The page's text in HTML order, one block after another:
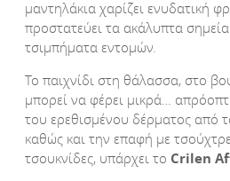
μαντηλάκια χαρίζει ενυδατική
προστατεύει τα ακάλυπτα
τσιμπήματα εντομών.
Το παιχνίδι στη θάλασσα, στο
μπορεί να φέρει μικρά…
του ερεθισμένου δέρματος από
καθώς και την επαφή με
τσουκνίδες, υπάρχει το Crilen